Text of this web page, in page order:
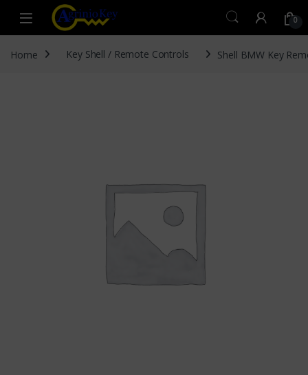
Skip to navigation
Skip to content
Open 0
Home Key Shell / Remote Controls Shell BMW Key